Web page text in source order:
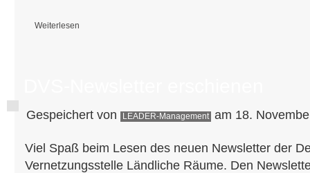
Weiterlesen
Gespeichert von LEADER-Management am 18.
Viel Spaß beim Lesen des neuen Newsletter der
Vernetzungsstelle Ländliche Räume. Den